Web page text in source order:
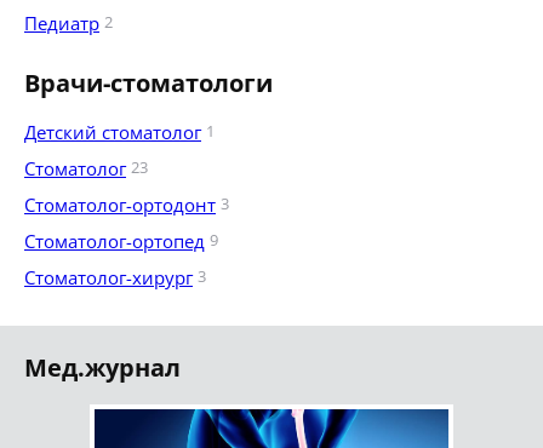
Педиатр 2
Врачи-стоматологи
Детский стоматолог 1
Стоматолог 23
Стоматолог-ортодонт 3
Стоматолог-ортопед 9
Стоматолог-хирург 3
Мед.журнал